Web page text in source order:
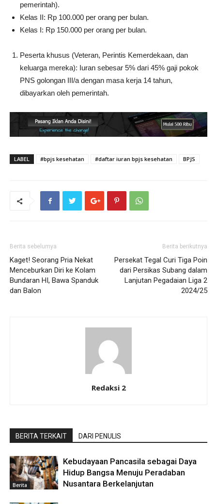
pemerintah).
Kelas II: Rp 100.000 per orang per bulan.
Kelas I: Rp 150.000 per orang per bulan.
Peserta khusus (Veteran, Perintis Kemerdekaan, dan
keluarga mereka): Iuran sebesar 5% dari 45% gaji pokok
PNS golongan III/a dengan masa kerja 14 tahun,
dibayarkan oleh pemerintah.
LABEL #bpjs kesehatan #daftar iuran bpjs kesehatan BPJS
Berita sebelumya
Kaget! Seorang Pria Nekat
Menceburkan Diri ke Kolam
Bundaran HI, Bawa Spanduk
dan Balon
Berita berikutnya
Persekat Tegal Curi Tiga Poin
dari Persikas Subang dalam
Lanjutan Pegadaian Liga 2
2024/25
Redaksi 2
BERITA TERKAIT DARI PENULIS
Berita
Kebudayaan Pancasila sebagai Daya
Hidup Bangsa Menuju Peradaban
Nusantara Berkelanjutan